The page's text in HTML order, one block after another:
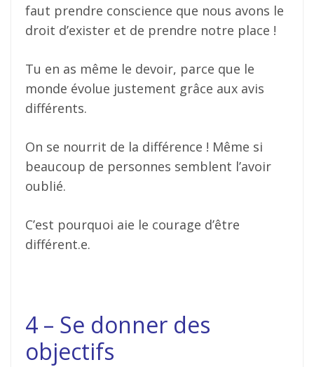
faut prendre conscience que nous avons le
droit d’exister et de prendre notre place !
Tu en as même le devoir, parce que le
monde évolue justement grâce aux avis
différents.
On se nourrit de la différence ! Même si
beaucoup de personnes semblent l’avoir
oublié.
C’est pourquoi aie le courage d’être
différent.e.
4 – Se donner des
objectifs